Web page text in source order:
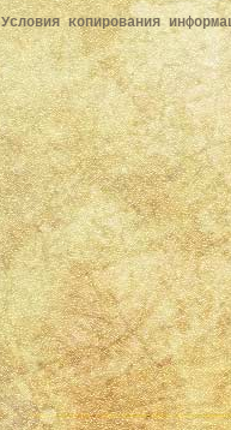
Условия копирования